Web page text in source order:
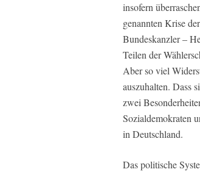
insofern
genannten Krise
Bundeskanzler –
Teilen der
Aber so viel
auszuhalten. Dass
zwei
Sozialdemokraten
in Deutschland.
Das politische